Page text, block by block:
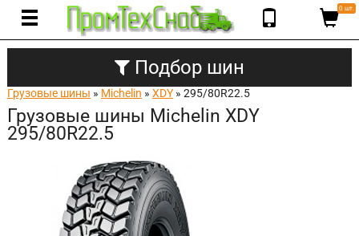
0 шт.
Подбор шин
Грузовые шины » Michelin » XDY » 295/80R22.5
Грузовые шины Michelin XDY
295/80R22.5